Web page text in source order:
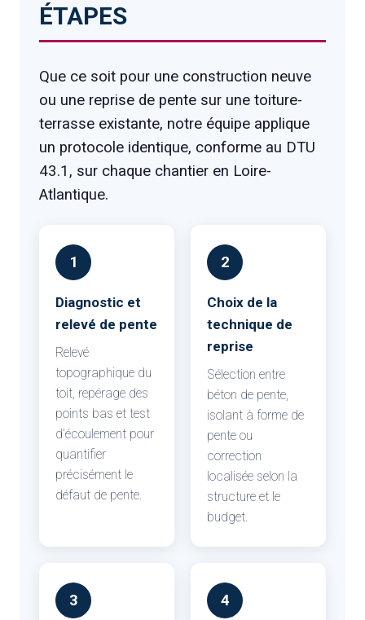
ÉTAPES
Que ce soit pour une construction neuve
ou une reprise de pente sur une toiture-
terrasse existante, notre équipe applique
un protocole identique, conforme au DTU
43.1, sur chaque chantier en Loire-
Atlantique.
1
Diagnostic et
relevé de pente
Relevé
topographique du
toit, repérage des
points bas et test
d’écoulement pour
quantifier
précisément le
défaut de pente.
2
Choix de la
technique de
reprise
Sélection entre
béton de pente,
isolant à forme de
pente ou
correction
localisée selon la
structure et le
budget.
3 4